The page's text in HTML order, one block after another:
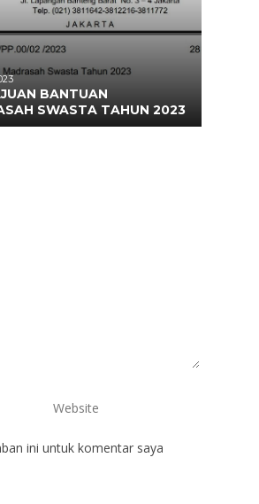
BANTUAN
SWASTA TAHUN 2023
ini untuk komentar saya